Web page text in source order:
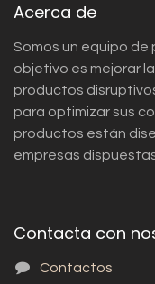
Acerca de
Somos un equipo
objetivo es mejorar
productos
para optimizar sus
productos están
empresas
Contacta con
Contactos